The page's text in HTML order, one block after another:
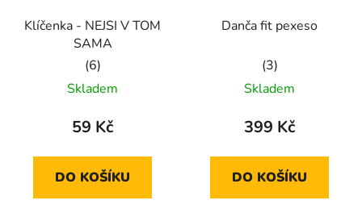
Klíčenka - NEJSI V TOM
SAMA
Průměrné
hodnocení
produktu
5,0
z
Skladem
59 Kč
DO KOŠÍKU
Danča fit pexeso
Průměrné
hodnocení
produktu
5,0
z
Skladem
399 Kč
DO KOŠÍKU